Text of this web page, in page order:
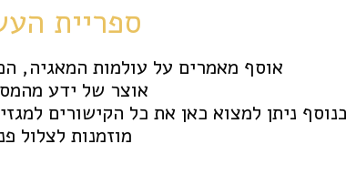
ספריית
אוסף מאמרים על עולמות המאגיה,
אוצר של ידע
ניתן למצוא כאן את כל הקישורים
מוזמנות לצלול